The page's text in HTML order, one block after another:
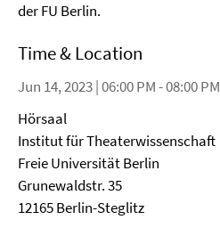
der FU Berlin.
Time & Location
Jun 14, 2023 | 06:00 PM - 08:00 PM
Hörsaal
Institut für Theaterwissenschaft
Freie Universität Berlin
Grunewaldstr. 35
12165 Berlin-Steglitz